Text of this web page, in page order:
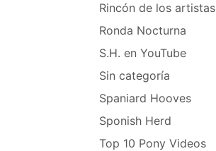
Rincón de los artistas
Ronda Nocturna
S.H. en YouTube
Sin categoría
Spaniard Hooves
Sponish Herd
Top 10 Pony Videos